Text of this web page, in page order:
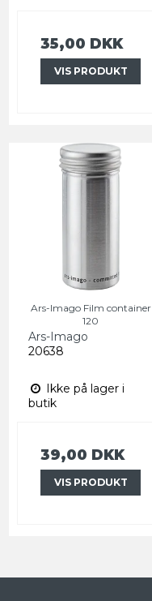
35,00 DKK
VIS PRODUKT
Ars-Imago Film container
120
Ars-Imago
20638
Ikke på lager i
butik
39,00 DKK
VIS PRODUKT